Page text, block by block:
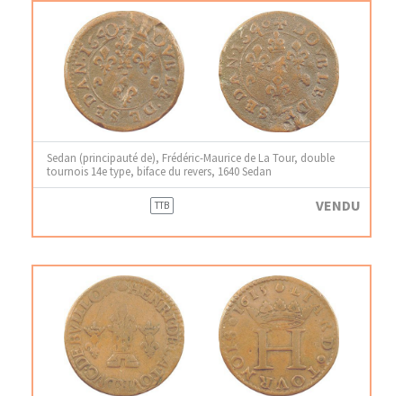
Sedan (principauté de), Frédéric-Maurice de La Tour, double
tournois 14e type, biface du revers, 1640 Sedan
TTB VENDU